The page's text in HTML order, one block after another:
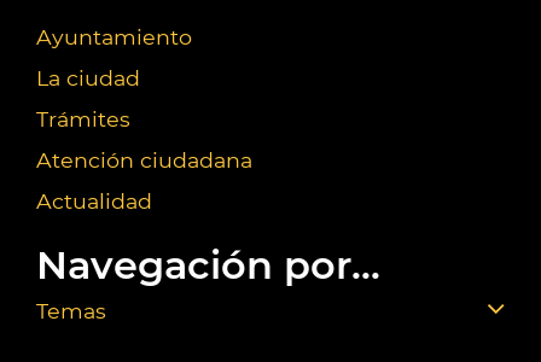
Ayuntamiento
La ciudad
Trámites
Atención ciudadana
Actualidad
Navegación por...
Temas